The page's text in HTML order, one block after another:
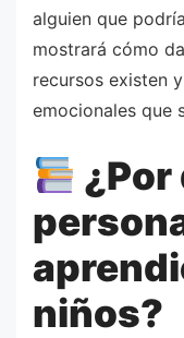
alguien que
mostrará cómo
recursos existen
emocionales que
¿Por
niños?